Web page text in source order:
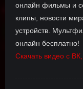
онлайн фильмы и
клипы, новости
устройств.
онлайн бесплатно!
Скачать видео с